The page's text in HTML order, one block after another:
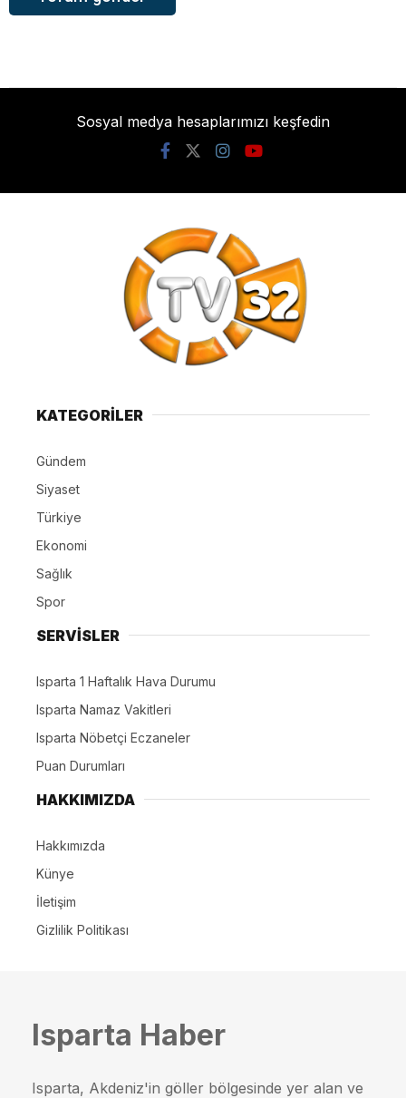
Sosyal medya hesaplarımızı keşfedin
KATEGORİLER
Gündem
Siyaset
Türkiye
Ekonomi
Sağlık
Spor
SERVİSLER
Isparta 1 Haftalık Hava Durumu
Isparta Namaz Vakitleri
Isparta Nöbetçi Eczaneler
Puan Durumları
HAKKIMIZDA
Hakkımızda
Künye
İletişim
Gizlilik Politikası
Isparta Haber
Isparta, Akdeniz'in göller bölgesinde yer alan ve